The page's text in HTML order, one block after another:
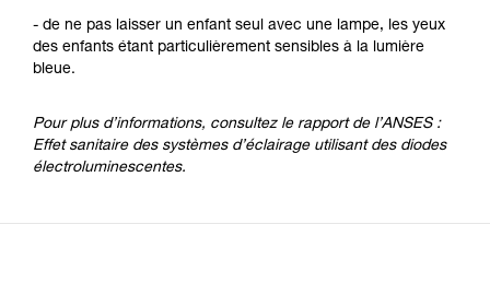
- de ne pas laisser un enfant seul avec une lampe, les yeux
des enfants étant particulièrement sensibles à la lumière
bleue.
Pour plus d’informations, consultez le rapport de l’ANSES :
Effet sanitaire des systèmes d’éclairage utilisant des diodes
électroluminescentes.